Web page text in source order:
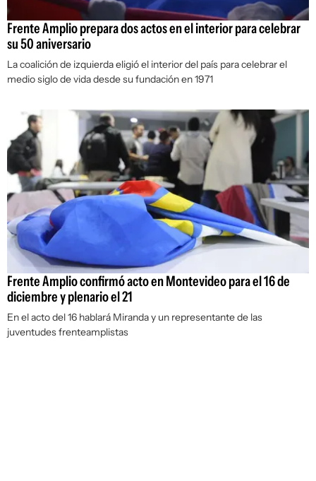
Frente Amplio prepara dos actos en el interior para celebrar
su 50 aniversario
La coalición de izquierda eligió el interior del país para celebrar el
medio siglo de vida desde su fundación en 1971
Frente Amplio confirmó acto en Montevideo para el 16 de
diciembre y plenario el 21
En el acto del 16 hablará Miranda y un representante de las
juventudes frenteamplistas